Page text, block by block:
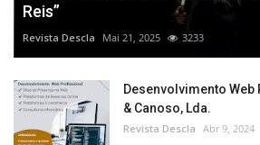
Reis”
Revista Descla Mai 21, 2025 3233
Desenvolvimento
& Canoso, Lda.
Revista Descla Abr 9, 2024